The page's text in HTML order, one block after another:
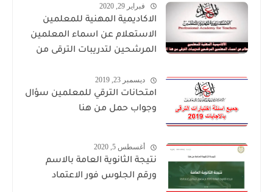
فبراير 29, 2020
الاكاديمية المهنية للمعلمين
الاستعلام عن اسماء المعلمين
المرشحين لتدريبات الترقى من
ديسمبر 23, 2019
امتحانات الترقي للمعلمين سؤال
وجواب حمل من هنا
أغسطس 5, 2020
نتيجة الثانوية العامة بالاسم
ورقم الجلوس فور الاعتماد